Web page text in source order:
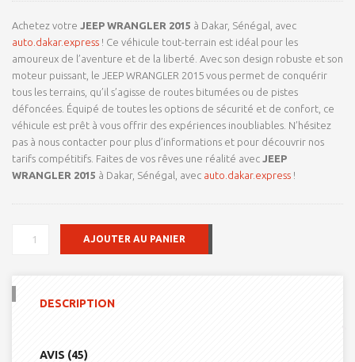
Achetez votre JEEP WRANGLER 2015 à Dakar, Sénégal, avec
auto.dakar.express ! Ce véhicule tout-terrain est idéal pour les
amoureux de l’aventure et de la liberté. Avec son design robuste et son
moteur puissant, le JEEP WRANGLER 2015 vous permet de conquérir
tous les terrains, qu’il s’agisse de routes bitumées ou de pistes
défoncées. Équipé de toutes les options de sécurité et de confort, ce
véhicule est prêt à vous offrir des expériences inoubliables. N’hésitez
pas à nous contacter pour plus d’informations et pour découvrir nos
tarifs compétitifs. Faites de vos rêves une réalité avec JEEP
WRANGLER 2015 à Dakar, Sénégal, avec auto.dakar.express !
QUANTITÉ
AJOUTER AU PANIER
DESCRIPTION
AVIS (45)